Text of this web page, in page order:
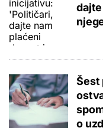
Šest
o